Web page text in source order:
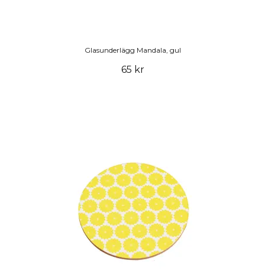
Glasunderlägg Mandala, gul
65 kr